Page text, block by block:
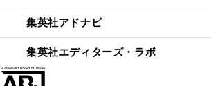
集英社アドナビ
集英社エディターズ・ラボ